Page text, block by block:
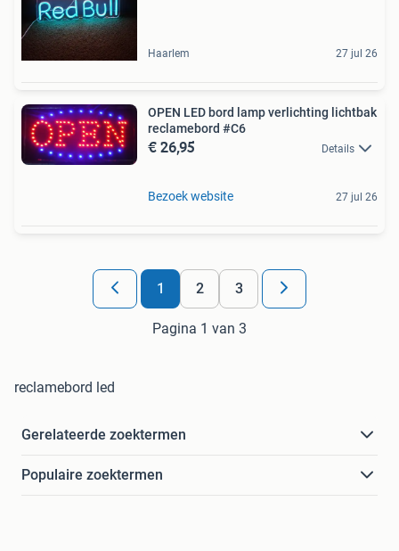
Haarlem 27 jul 26
OPEN LED bord lamp verlichting lichtbak
reclamebord #C6
€ 26,95 Details
Bezoek website 27 jul 26
1 2 3
Pagina 1 van 3
reclamebord led
Gerelateerde zoektermen
Populaire zoektermen